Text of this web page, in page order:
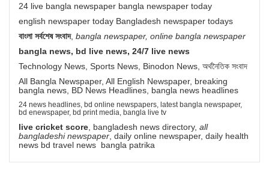
24 live bangla newspaper bangla newspaper today
english newspaper today Bangladesh newspaper todays
বাংলা সর্বশেষ সংবাদ, bangla newspaper, online bangla newspaper
bangla news, bd live news, 24/7 live news
Technology News, Sports News, Binodon News, অর্থনৈতিক সংবাদ
All Bangla Newspaper, All English Newspaper, breaking
bangla news, BD News Headlines, bangla news headlines
24 news headlines, bd online newspapers, latest bangla newspaper,
bd enewspaper, bd print media, bangla live tv
live cricket score , bangladesh news directory, all
bangladeshi newspaper , daily online newspaper, daily health
news bd travel news bangla patrika